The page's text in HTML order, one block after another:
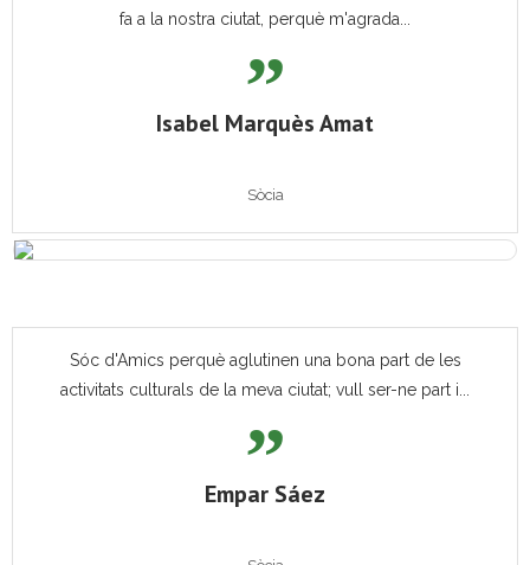
fa a la nostra ciutat, perquè m'agrada...
Isabel Marquès Amat
Sòcia
Sóc d'Amics perquè aglutinen una bona part de les
activitats culturals de la meva ciutat; vull ser-ne part i...
Empar Sáez